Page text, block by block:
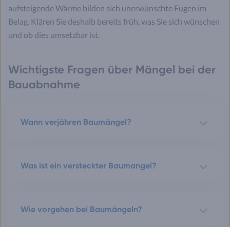
aufsteigende Wärme bilden sich unerwünschte Fugen im
Belag. Klären Sie deshalb bereits früh, was Sie sich wünschen
und ob dies umsetzbar ist.
Wichtigste Fragen über Mängel bei der
Bauabnahme
Wann verjähren Baumängel?
Was ist ein versteckter Baumangel?
Wie vorgehen bei Baumängeln?